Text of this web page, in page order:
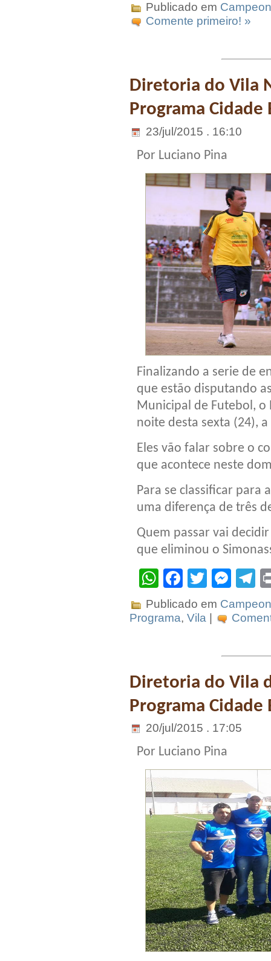
Publicado em
Comente primeiro! »
Diretoria do Vila
Programa Cidade
23/jul/2015 . 16:10
Por Luciano Pina
Finalizando a serie de
que estão disputando
Municipal de Futebol, o
noite desta sexta (24),
Eles vão falar sobre o
que acontece neste
Para se classificar para
uma diferença de três
Quem passar vai
que eliminou o
WhatsApp
Facebook
Twitter
Publicado em
Programa, Vila |
Diretoria do Vila
Programa Cidade
20/jul/2015 . 17:05
Por Luciano Pina